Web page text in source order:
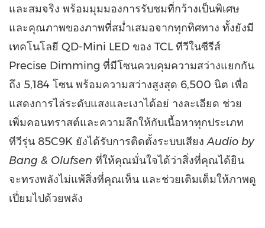
และสมจริง พร้อมมุมมองการรับชมที่กว้างเป็นพิเศษ
และคุณภาพของภาพที่สม่ำเสมอจากทุกทิศทาง ทั้งยังมี
เทคโนโลยี QD-Mini LED ของ TCL ทีวีในซีรีส์
Precise Dimming ที่มีโซนควบคุมความสว่างแยกกัน
ถึง 5,184 โซน พร้อมความสว่างสูงสุด 6,500 นิต เพื่อ
แสดงการไล่ระดับแสงและเงาได้อย่ างละเอียด ช่วย
เพิ่มคอนทราสต์และความลึกให้กับเนื้อหาทุกประเภท
ทีวีรุ่น 85C9K ยังได้รับการติดตั้งระบบเสียงAudio by
Bang & Olufsen ที่ให้คุณมั่นใจได้ว่าสิ่งที่คุณได้ยิน
จะทรงพลังไม่แพ้สิ่งที่คุณเห็น และช่วยเติมเต็มให้ภาพดู
เปี่ยมไปด้วยพลัง